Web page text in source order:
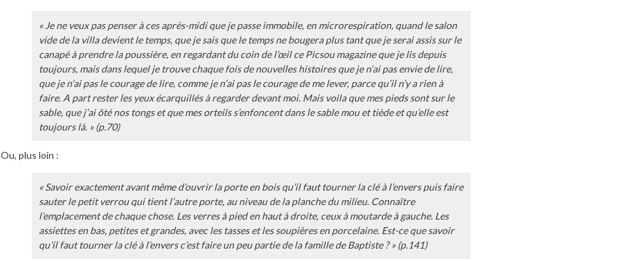
« Je ne veux pas penser à ces après-midi que je passe immobile, en microrespiration, quand le salon
vide de la villa devient le temps, que je sais que le temps ne bougera plus tant que je serai assis sur le
canapé à prendre la poussière, en regardant du coin de l’œil ce Picsou magazine que je lis depuis
toujours, mais dans lequel je trouve chaque fois de nouvelles histoires que je n’ai pas envie de lire,
que je n’ai pas le courage de lire, comme je n’ai pas le courage de me lever, parce qu’il n’y a rien à
faire. A part rester les yeux écarquillés à regarder devant moi. Mais voila que mes pieds sont sur le
sable, que j’ai ôté nos tongs et que mes orteils s’enfoncent dans le sable mou et tiède et qu’elle est
toujours là. » (p.70)
Ou, plus loin :
« Savoir exactement avant même d’ouvrir la porte en bois qu’il faut tourner la clé à l’envers puis faire
sauter le petit verrou qui tient l’autre porte, au niveau de la planche du milieu. Connaître
l’emplacement de chaque chose. Les verres à pied en haut à droite, ceux à moutarde à gauche. Les
assiettes en bas, petites et grandes, avec les tasses et les soupières en porcelaine. Est-ce que savoir
qu’il faut tourner la clé à l’envers c’est faire un peu partie de la famille de Baptiste ? » (p.141)